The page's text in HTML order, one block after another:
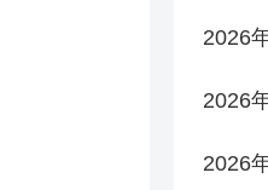
2026
2026
2026